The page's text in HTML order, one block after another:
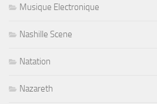
Musique Electronique
Nashille Scene
Natation
Nazareth